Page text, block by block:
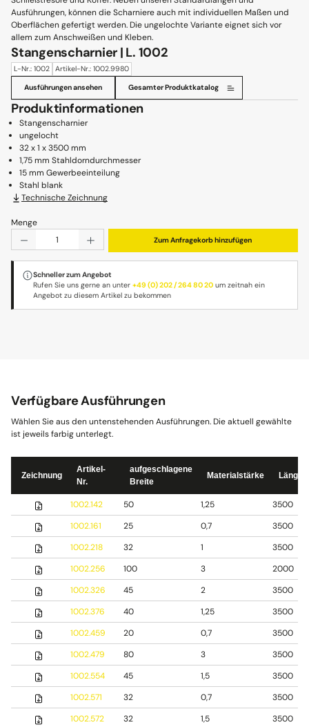
Ausführungen, können die Scharniere auch mit individuellen Maßen und
Oberflächen gefertigt werden. Die ungelochte Variante eignet sich vor
allem zum Anschweißen und Kleben.
Stangenscharnier | L. 1002
L-Nr.: 1002 Artikel-Nr.: 1002.9980
Ausführungen ansehen Gesamter Produktkatalog
Produktinformationen
Stangenscharnier
ungelocht
32 x 1 x 3500 mm
1,75 mm Stahldorndurchmesser
15 mm Gewerbeeinteilung
Stahl blank
Technische Zeichnung
Menge
Produkt Anzahl: Gib den gewünschten Wert ein oder
Zum Anfragekorb hinzufügen
Schneller zum Angebot
Rufen Sie uns gerne an unter+49 (0) 202 / 264 80 20 um zeitnah ein
Angebot zu diesem Artikel zu bekommen
Verfügbare Ausführungen
Wählen Sie aus den untenstehenden Ausführungen. Die aktuell gewählte
ist jeweils farbig unterlegt.
Zeichnung
Artikel-
Nr.
aufgeschlagene
Breite
Materialstärke Länge
1002.142 50 1,25
3500
1002.161
25 0,7
3500
1002.218
32 1
3500
1002.256
100 3
2000
1002.326
45 2
3500
1002.376
40 1,25
3500
1002.459
20 0,7
3500
1002.479
80 3
3500
1002.554
45 1,5
3500
1002.571
32 0,7
3500
1002.572
32 1,5
3500